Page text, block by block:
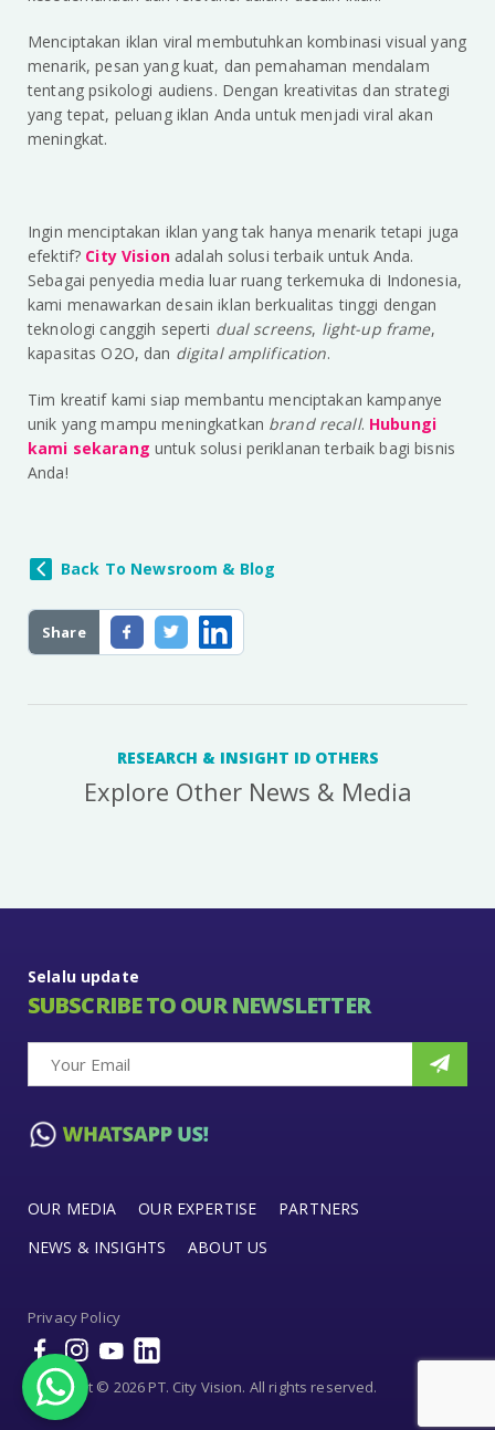
Share
Menciptakan iklan viral membutuhkan kombinasi visual yang
menarik, pesan yang kuat, dan pemahaman mendalam
tentang psikologi audiens. Dengan kreativitas dan strategi
yang tepat, peluang iklan Anda untuk menjadi viral akan
meningkat.
Ingin menciptakan iklan yang tak hanya menarik tetapi juga
efektif? City Visionadalah solusi terbaik untuk Anda.
Sebagai penyedia media luar ruang terkemuka di Indonesia,
kami menawarkan desain iklan berkualitas tinggi dengan
teknologi canggih seperti dual screens, light-up frame,
kapasitas O2O, dan digital amplification.
Tim kreatif kami siap membantu menciptakan kampanye
unik yang mampu meningkatkan brand recall. Hubungi
kami sekarang untuk solusi periklanan terbaik bagi bisnis
Anda!
Back To Newsroom & Blog
RESEARCH & INSIGHT ID OTHERS
Explore Other News & Media
Selalu update
SUBSCRIBE TO OUR NEWSLETTER
OUR MEDIA OUR EXPERTISE
PARTNERS
NEWS & INSIGHTS
ABOUT US
Privacy Policy
Copyright © 2026 PT. City Vision. All rights reserved.